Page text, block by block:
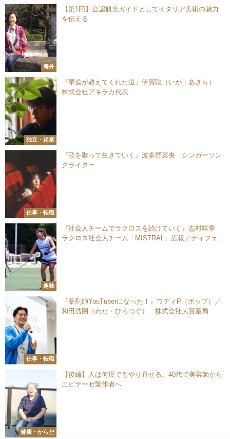
海外
【第1回】公認観光ガイドとしてイタリア美術の魅力
を伝える
独立・起業
『華道が教えてくれた道』伊賀聡（いが・あきら）
株式会社アキラカ代表
仕事・転職
『歌を歌って生きていく』波多野菜央 シンガーソン
グライター
趣味
『社会人チームでラクロスを続けていく』志村咲季
ラクロス社会人チーム「MISTRAL」広報／ディフェン
仕事・転職
『薬剤師YouTuberになった！』ワディP（ポップ）／
和田浩嗣（わだ・ひろつぐ） 株式会社大賀薬局
健康・からだ
【後編】人は何度でもやり直せる。40代で美容師から
エピテーゼ製作者へ